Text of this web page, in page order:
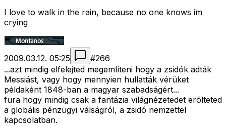
I love to walk in the rain, because no one knows im
crying
2009.03.12. 05:25 #266
...azt mindig elfelejted megemlíteni hogy a zsidók adták
Messiást, vagy hogy mennyien hullatták vérüket
példaként 1848-ban a magyar szabadságért...
fura hogy mindig csak a fantázia világnézetedet erõlteted
a globális pénzügyi válságról, a zsidó nemzettel
kapcsolatban.